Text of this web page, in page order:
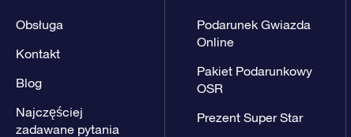
Obsługa
Kontakt
Blog
Najczęściej
zadawane pytania
Podarunek Gwiazda
Online
Pakiet Podarunkowy
OSR
Prezent Super Star